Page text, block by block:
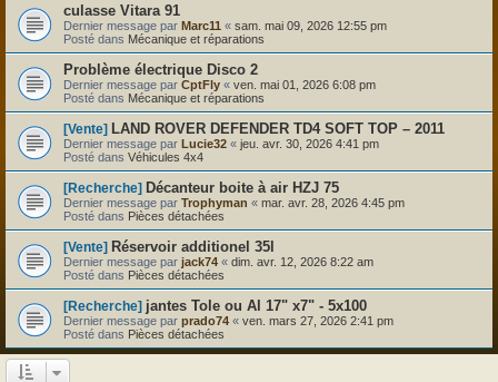
culasse Vitara 91
Dernier message par Marc11 « sam. mai 09, 2026 12:55 pm
Posté dans Mécanique et réparations
Problème électrique Disco 2
Dernier message par CptFly « ven. mai 01, 2026 6:08 pm
Posté dans Mécanique et réparations
[Vente] LAND ROVER DEFENDER TD4 SOFT TOP – 2011
Dernier message par Lucie32 « jeu. avr. 30, 2026 4:41 pm
Posté dans Véhicules 4x4
[Recherche] Décanteur boite à air HZJ 75
Dernier message par Trophyman « mar. avr. 28, 2026 4:45 pm
Posté dans Pièces détachées
[Vente] Réservoir additionel 35l
Dernier message par jack74 « dim. avr. 12, 2026 8:22 am
Posté dans Pièces détachées
[Recherche] jantes Tole ou Al 17" x7" - 5x100
Dernier message par prado74 « ven. mars 27, 2026 2:41 pm
Posté dans Pièces détachées